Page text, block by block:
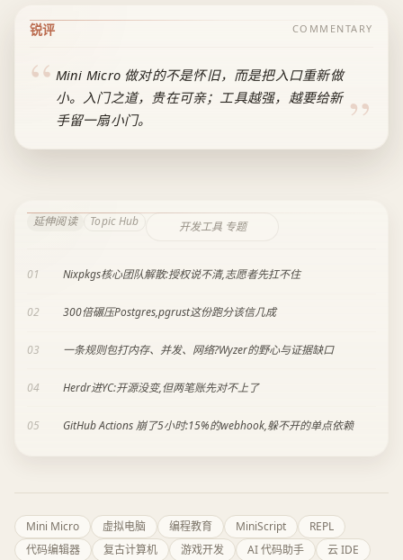
锐评 COMMENTARY
Mini Micro 做对的不是怀旧，而是把入口重新做
小。入门之道，贵在可亲；工具越强，越要给新
手留一扇小门。
延伸阅读 Topic Hub 开发工具 专题
01 Nixpkgs核心团队解散:授权说不清,志愿者先扛不住
02 300倍碾压Postgres,pgrust这份跑分该信几成
03 一条规则包打内存、并发、网络?Wyzer的野心与证据缺口
04 Herdr进YC:开源没变,但两笔账先对不上了
05 GitHub Actions 崩了5小时:15%的webhook,躲不开的单点依赖
Mini Micro 虚拟电脑 编程教育 MiniScript
REPL
代码编辑器
复古计算机 游戏开发 AI 代码助手 云 IDE